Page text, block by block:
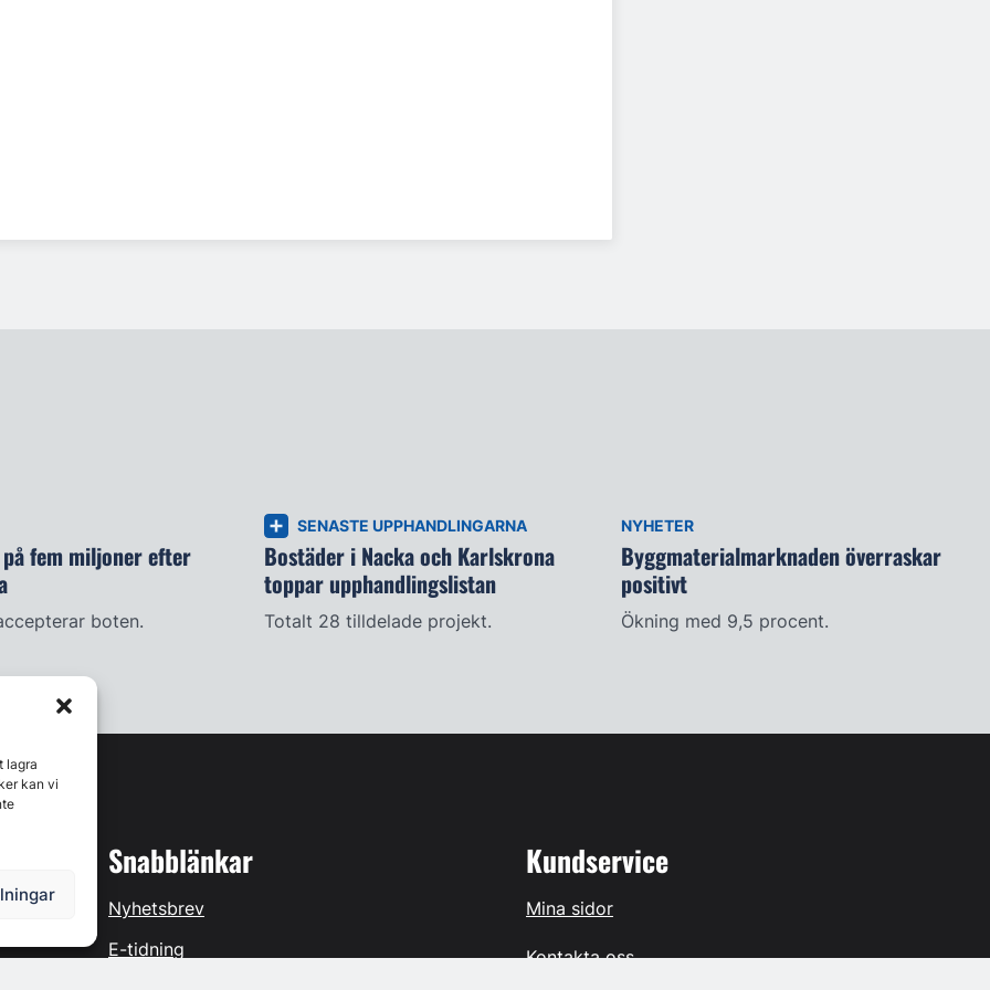
lagra
kan vi
på fem miljoner efter
boten.
SENASTE UPPHANDLINGARNA
Bostäder i Nacka och Karlskrona
toppar upphandlingslistan
Totalt 28 tilldelade projekt.
NYHETER
Byggmaterialmarknaden överraskar
positivt
Ökning med 9,5 procent.
Snabblänkar
Nyhetsbrev
E-tidning
Kundservice
Mina sidor
Kontakta oss